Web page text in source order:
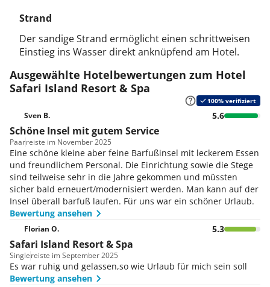
Strand
Der sandige Strand ermöglicht einen schrittweisen
Einstieg ins Wasser direkt anknüpfend am Hotel.
Ausgewählte Hotelbewertungen zum Hotel
Safari Island Resort & Spa
100% verifiziert
Sven B. 5.6
Schöne Insel mit gutem Service
Paarreiste im November 2025
Eine schöne kleine aber feine Barfußinsel mit leckerem Essen
und freundlichem Personal. Die Einrichtung sowie die Stege
sind teilweise sehr in die Jahre gekommen und müssten
sicher bald erneuert/modernisiert werden. Man kann auf der
Insel überall barfuß laufen. Für uns war ein schöner Urlaub.
Bewertung ansehen
Florian O. 5.3
Safari Island Resort & Spa
Singlereiste im September 2025
Es war ruhig und gelassen,so wie Urlaub für mich sein soll
Bewertung ansehen